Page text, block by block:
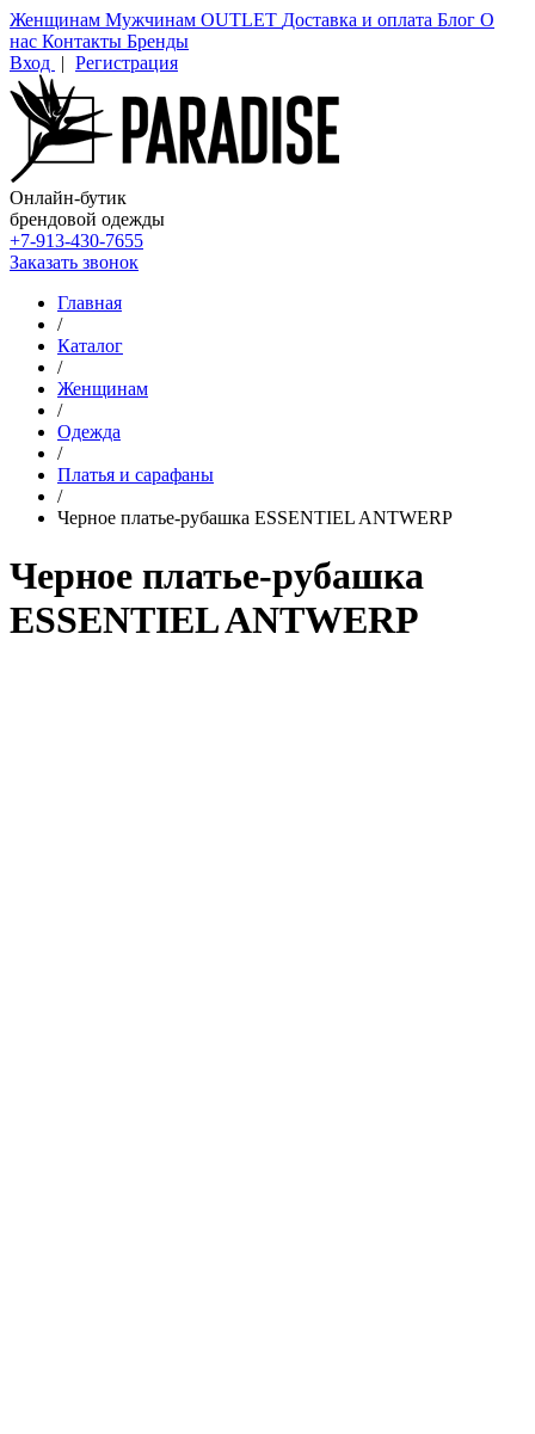
Женщинам Мужчинам OUTLET Доставка и оплата Блог О
нас Контакты Бренды
Вход | Регистрация
Онлайн-бутик
брендовой одежды
+7-913-430-7655
Заказать звонок
Главная
/
Каталог
/
Женщинам
/
Одежда
/
Платья и сарафаны
/
Черное платье-рубашка ESSENTIEL ANTWERP
Черное платье-рубашка
ESSENTIEL ANTWERP